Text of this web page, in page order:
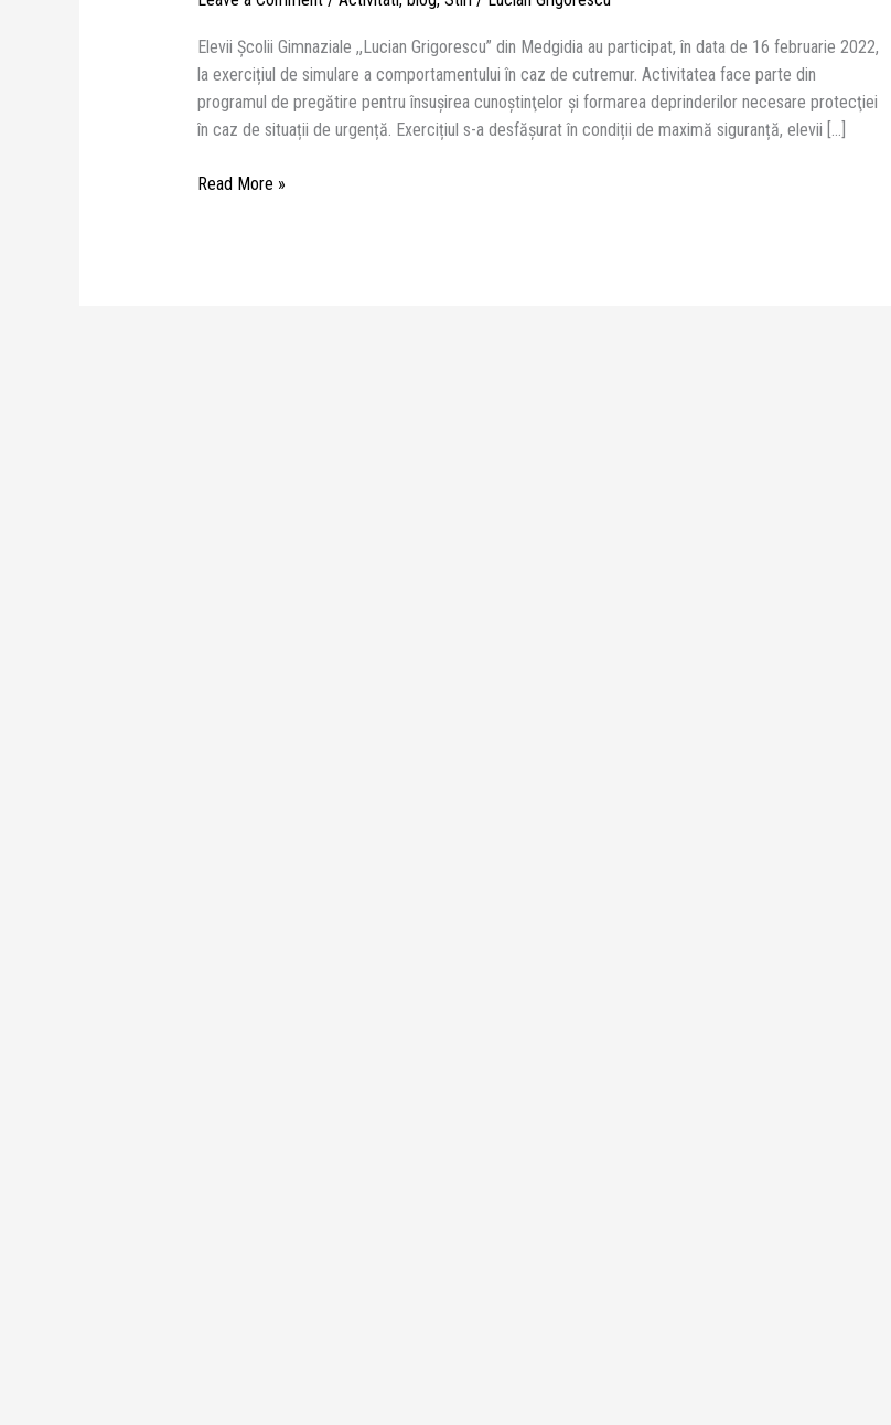
Elevii Școlii Gimnaziale ,,Lucian Grigorescu” din Medgidia au participat, în data de 16 februarie 2022,
la exercițiul de simulare a comportamentului în caz de cutremur. Activitatea face parte din
programul de pregătire pentru însuşirea cunoştinţelor şi formarea deprinderilor necesare protecţiei
în caz de situații de urgență. Exercițiul s-a desfășurat în condiții de maximă siguranță, elevii […]
Read More »